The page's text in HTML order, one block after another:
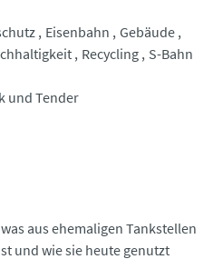
Eisenbahn Gebäude
Recycling S-Bahn
und Tender
aus ehemaligen Tankstellen
und wie sie heute genutzt